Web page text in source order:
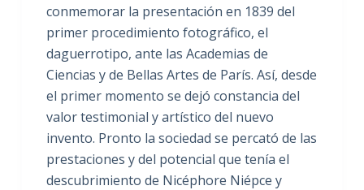
conmemorar la presentación en 1839 del
primer procedimiento fotográfico, el
daguerrotipo, ante las Academias de
Ciencias y de Bellas Artes de París. Así, desde
el primer momento se dejó constancia del
valor testimonial y artístico del nuevo
invento. Pronto la sociedad se percató de las
prestaciones y del potencial que tenía el
descubrimiento de Nicéphore Niépce y